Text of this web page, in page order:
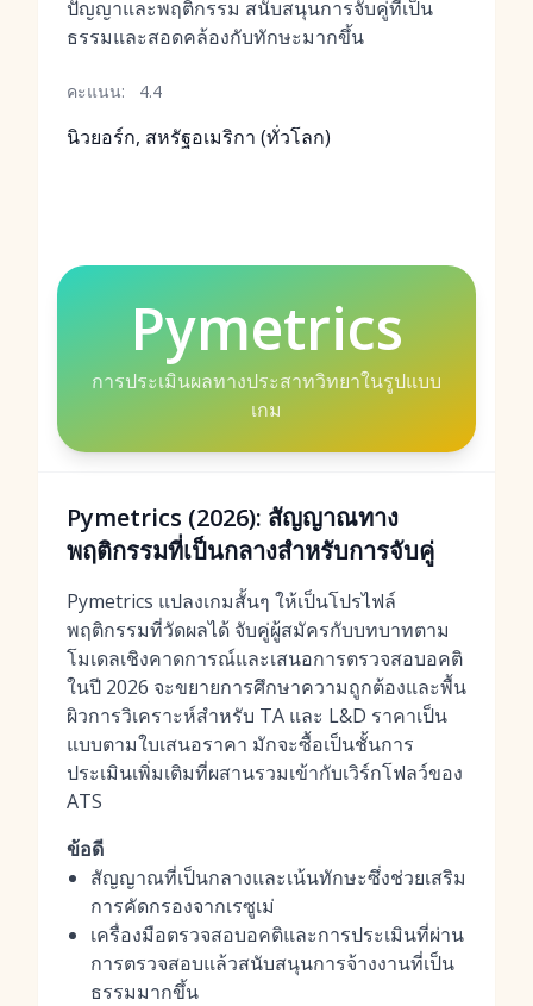
ปัญญาและพฤติกรรม สนับสนุนการจับคู่ที่เป็น
ธรรมและสอดคล้องกับทักษะมากขึ้น
คะแนน: 4.4
นิวยอร์ก, สหรัฐอเมริกา (ทั่วโลก)
Pymetrics
การประเมินผลทางประสาทวิทยาในรูปแบบ
เกม
Pymetrics (2026): สัญญาณทาง
พฤติกรรมที่เป็นกลางสำหรับการจับคู่
Pymetrics แปลงเกมสั้นๆ ให้เป็นโปรไฟล์
พฤติกรรมที่วัดผลได้ จับคู่ผู้สมัครกับบทบาทตาม
โมเดลเชิงคาดการณ์และเสนอการตรวจสอบอคติ
ในปี 2026 จะขยายการศึกษาความถูกต้องและพื้น
ผิวการวิเคราะห์สำหรับ TA และ L&D ราคาเป็น
แบบตามใบเสนอราคา มักจะซื้อเป็นชั้นการ
ประเมินเพิ่มเติมที่ผสานรวมเข้ากับเวิร์กโฟลว์ของ
ATS
ข้อดี
สัญญาณที่เป็นกลางและเน้นทักษะซึ่งช่วยเสริม
การคัดกรองจากเรซูเม่
เครื่องมือตรวจสอบอคติและการประเมินที่ผ่าน
การตรวจสอบแล้วสนับสนุนการจ้างงานที่เป็น
ธรรมมากขึ้น